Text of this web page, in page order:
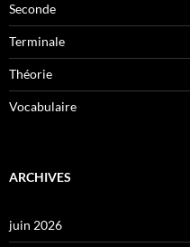
Seconde
Terminale
Théorie
Vocabulaire
ARCHIVES
juin 2026